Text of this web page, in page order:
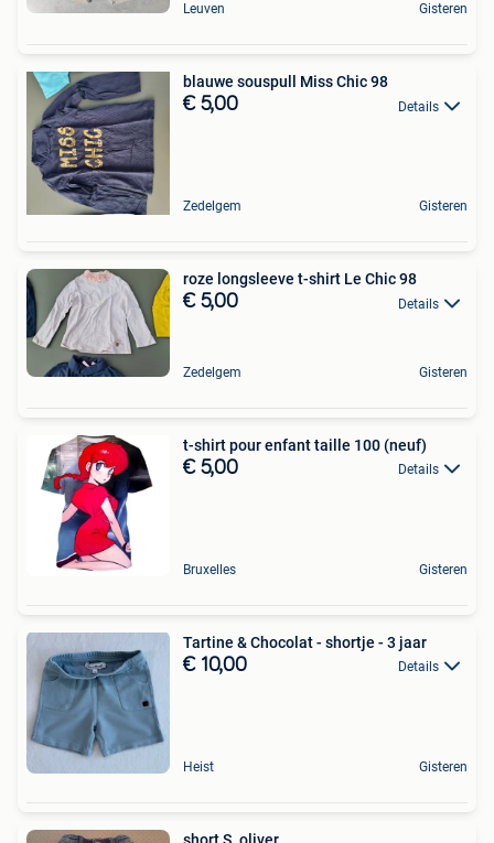
Leuven Gisteren
blauwe souspull Miss Chic 98
€ 5,00 Details
Zedelgem Gisteren
roze longsleeve t-shirt Le Chic 98
€ 5,00 Details
Zedelgem Gisteren
t-shirt pour enfant taille 100 (neuf)
€ 5,00 Details
Bruxelles Gisteren
Tartine & Chocolat - shortje - 3 jaar
€ 10,00 Details
Heist Gisteren